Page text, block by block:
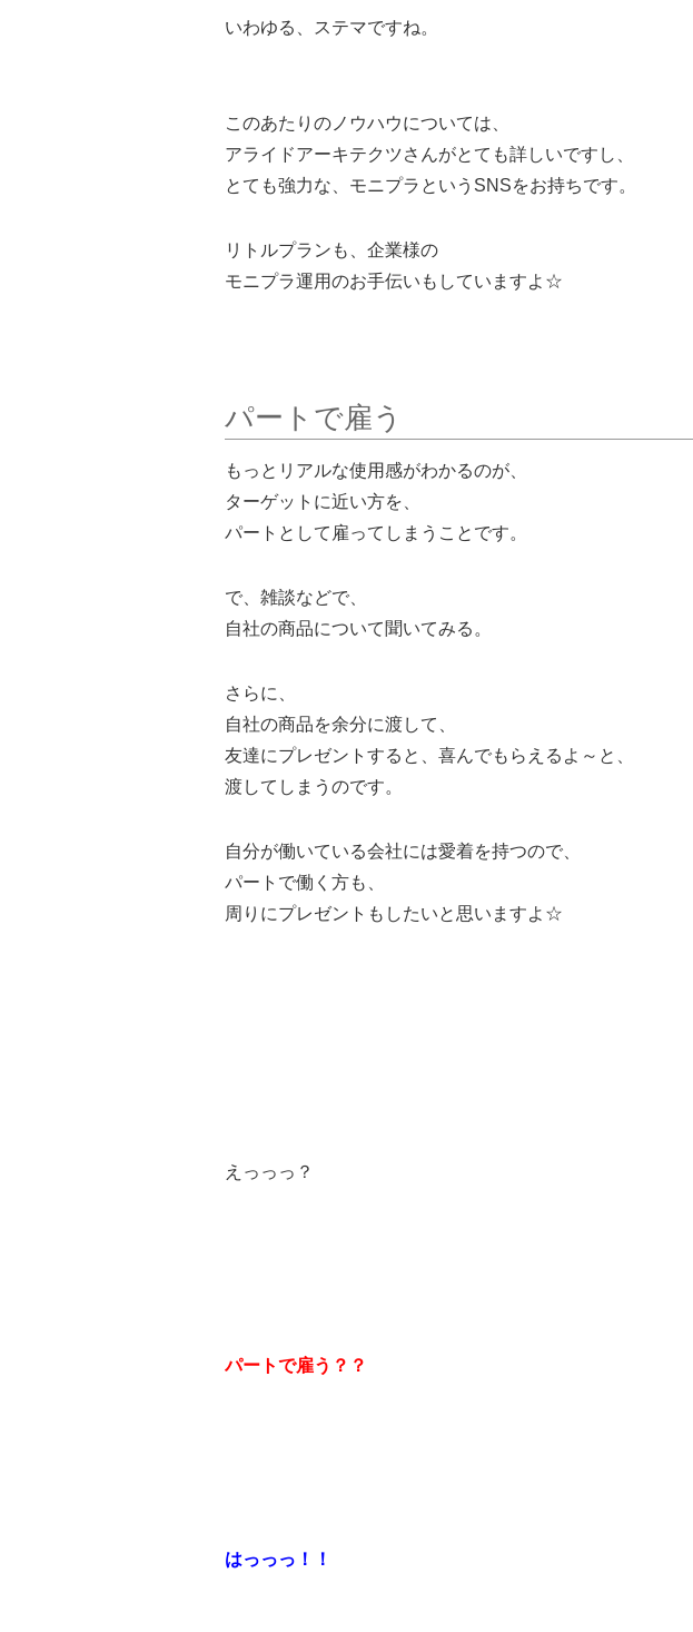
いわゆる、ステマですね。
このあたりのノウハウについては、
アライドアーキテクツさんがとても詳しいですし、
とても強力な、モニプラというSNSをお持ちです。
リトルプランも、企業様の
モニプラ運用のお手伝いもしていますよ☆
パートで雇う
もっとリアルな使用感がわかるのが、
ターゲットに近い方を、
パートとして雇ってしまうことです。
で、雑談などで、
自社の商品について聞いてみる。
さらに、
自社の商品を余分に渡して、
友達にプレゼントすると、喜んでもらえるよ～と、
渡してしまうのです。
自分が働いている会社には愛着を持つので、
パートで働く方も、
周りにプレゼントもしたいと思いますよ☆
えっっっ？
パートで雇う？？
はっっっ！！